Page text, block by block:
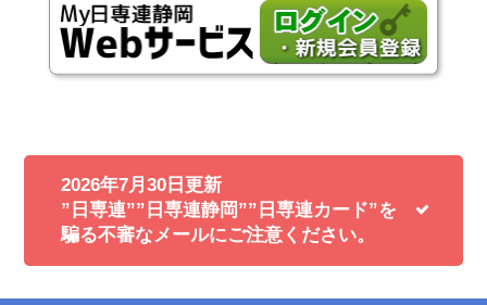
2026年7月30日更新
”日専連””日専連静岡””日専連カード”を
騙る不審なメールにご注意ください。